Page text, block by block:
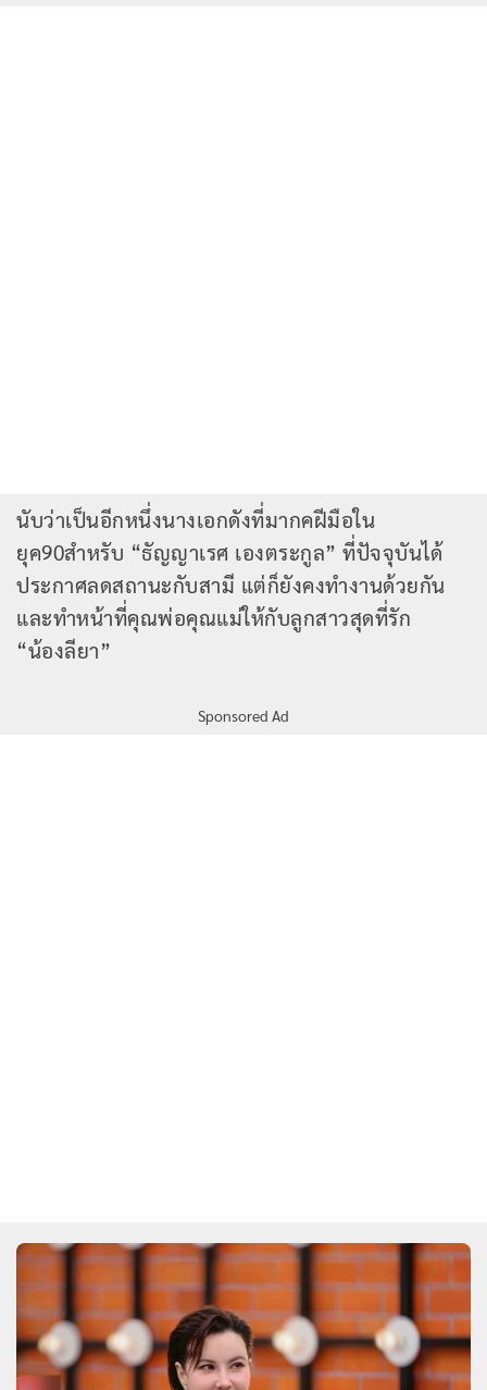
นับว่าเป็นอีกหนึ่งนางเอกดังที่มากคฝีมือใน
ยุค90สำหรับ “ธัญญาเรศ เองตระกูล” ที่ปัจจุบันได้
ประกาศลดสถานะกับสามี แต่ก็ยังคงทำงานด้วยกัน
และทำหน้าที่คุณพ่อคุณแม่ให้กับลูกสาวสุดที่รัก
“น้องลียา”
Sponsored Ad